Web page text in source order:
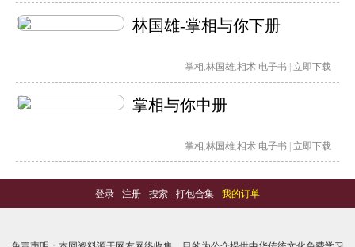
林国雄-掌相与你下册
掌相,林国雄,相术 电子书 立即下载
掌相与你中册
掌相,林国雄,相术 电子书 立即下载
登录 - 注册 - 搜索 - 打包合集 - 我的订单